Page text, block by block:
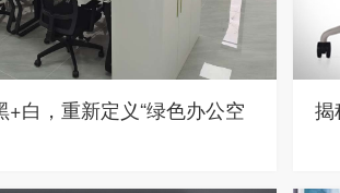
+白，重新定义“绿色办公空
揭